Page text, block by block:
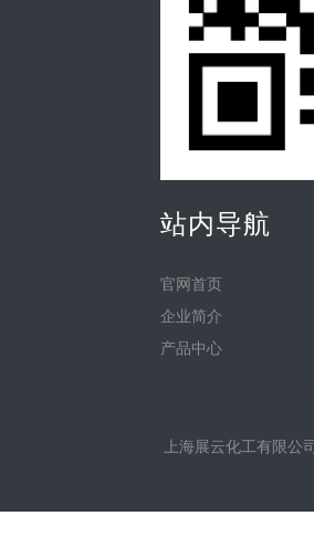
站内导航
官网首页
企业简介
产品中心
上海展云化工有限公司